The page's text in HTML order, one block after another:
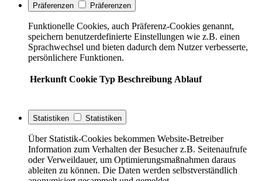
Präferenzen Präferenzen
Funktionelle Cookies, auch Präferenz-Cookies genannt,
speichern benutzerdefinierte Einstellungen wie z.B. einen
Sprachwechsel und bieten dadurch dem Nutzer verbesserte,
persönlichere Funktionen.
Herkunft Cookie Typ Beschreibung Ablauf
Statistiken Statistiken
Über Statistik-Cookies bekommen Website-Betreiber
Information zum Verhalten der Besucher z.B. Seitenaufrufe
oder Verweildauer, um Optimierungsmaßnahmen daraus
ableiten zu können. Die Daten werden selbstverständlich